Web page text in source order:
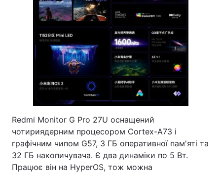
Redmi Monitor G Pro 27U оснащений
чотириядерним процесором Cortex-A73 і
графічним чипом G57, 3 ГБ оперативної пам'яті та
32 ГБ накопичувача. Є два динаміки по 5 Вт.
Працює він на HyperOS, тож можна